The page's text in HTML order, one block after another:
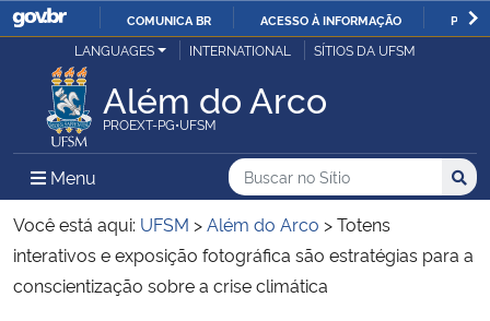
IR
O
COMUNICA BR ACESSO À INFORMAÇÃO
Ministério da Justiça e Segurança Pública
Ministério da Defesa
Ministério das Relações Exteriores
Ministério da Economia
LANGUAGES INTERNATIONAL SÍTIOS DA UFSM
Além do Arco
PROEXT-PG•UFSM
Menu Menu Principal do Sítio
Busca
Buscar no no Sítio
Busca:
Você está aqui: UFSM >Além do Arco >Totens
interativos e exposição fotográfica são estratégias para a
conscientização sobre a crise climática